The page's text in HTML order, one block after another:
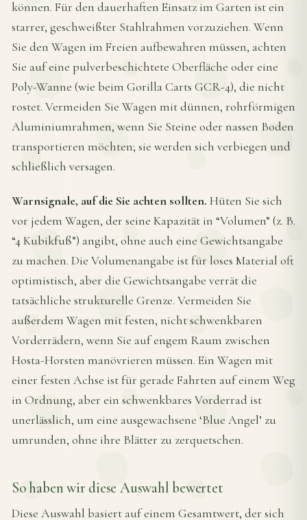
können. Für den dauerhaften Einsatz im Garten ist ein
starrer, geschweißter Stahlrahmen vorzuziehen. Wenn
Sie den Wagen im Freien aufbewahren müssen, achten
Sie auf eine pulverbeschichtete Oberfläche oder eine
Poly-Wanne (wie beim Gorilla Carts GCR-4), die nicht
rostet. Vermeiden Sie Wagen mit dünnen, rohrförmigen
Aluminiumrahmen, wenn Sie Steine oder nassen Boden
transportieren möchten; sie werden sich verbiegen und
schließlich versagen.
Warnsignale, auf die Sie achten sollten. Hüten Sie sich
vor jedem Wagen, der seine Kapazität in “Volumen” (z. B.
“4 Kubikfuß”) angibt, ohne auch eine Gewichtsangabe
zu machen. Die Volumenangabe ist für loses Material oft
optimistisch, aber die Gewichtsangabe verrät die
tatsächliche strukturelle Grenze. Vermeiden Sie
außerdem Wagen mit festen, nicht schwenkbaren
Vorderrädern, wenn Sie auf engem Raum zwischen
Hosta-Horsten manövrieren müssen. Ein Wagen mit
einer festen Achse ist für gerade Fahrten auf einem Weg
in Ordnung, aber ein schwenkbares Vorderrad ist
unerlässlich, um eine ausgewachsene ‘Blue Angel’ zu
umrunden, ohne ihre Blätter zu zerquetschen.
So haben wir diese Auswahl bewertet
Diese Auswahl basiert auf einem Gesamtwert, der sich